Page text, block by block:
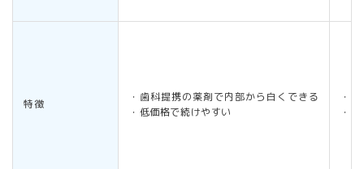
特徴
・歯科提携の薬剤で内部から白くできる
・低価格で続けやすい
・1
・